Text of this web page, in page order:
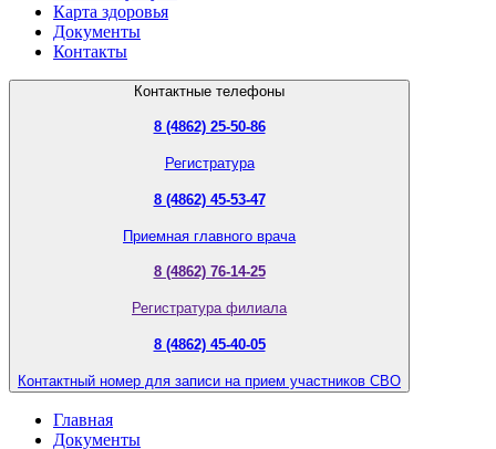
Карта здоровья
Документы
Контакты
Контактные телефоны
8 (4862) 25-50-86
Регистратура
8 (4862) 45-53-47
Приемная главного врача
8 (4862) 76-14-25
Регистратура филиала
8 (4862) 45-40-05
Контактный номер для записи на прием участников СВО
Главная
Документы